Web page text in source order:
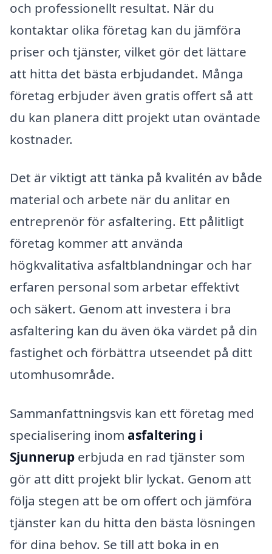
och professionellt resultat. När du
kontaktar olika företag kan du jämföra
priser och tjänster, vilket gör det lättare
att hitta det bästa erbjudandet. Många
företag erbjuder även gratis offert så att
du kan planera ditt projekt utan oväntade
kostnader.
Det är viktigt att tänka på kvalitén av både
material och arbete när du anlitar en
entreprenör för asfaltering. Ett pålitligt
företag kommer att använda
högkvalitativa asfaltblandningar och har
erfaren personal som arbetar effektivt
och säkert. Genom att investera i bra
asfaltering kan du även öka värdet på din
fastighet och förbättra utseendet på ditt
utomhusområde.
Sammanfattningsvis kan ett företag med
specialisering inom asfaltering i
Sjunnerup erbjuda en rad tjänster som
gör att ditt projekt blir lyckat. Genom att
följa stegen att be om offert och jämföra
tjänster kan du hitta den bästa lösningen
för dina behov. Se till att boka in en